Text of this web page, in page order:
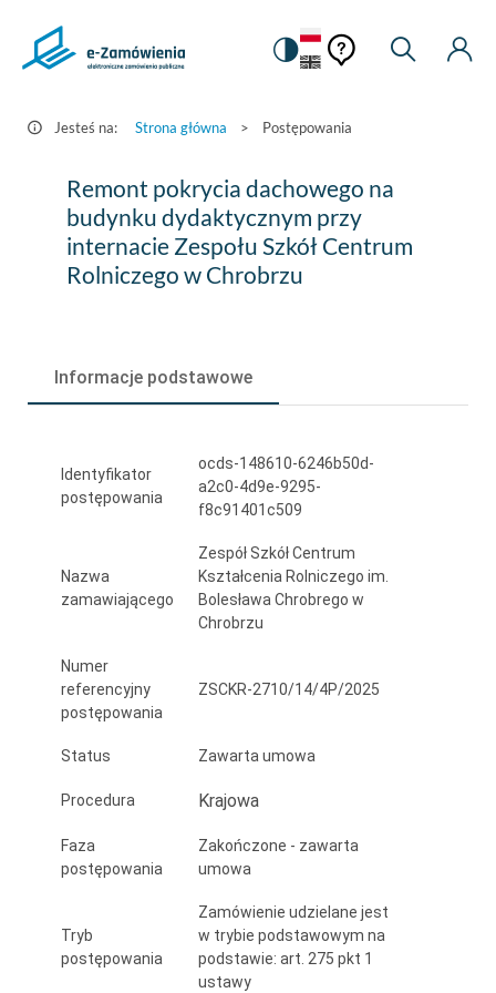
Postępowania
Zamówienia.gov.pl
Zmiana
na
kontrastową
Pomoc
kontekstowa
Pomoc
Moje
Jesteś na: Strona główna > Postępowania
Remont
pokrycia
dachowego
dydaktycznym
przy
Zespołu
Centrum
Rolniczego
Chrobrzu
Remont pokrycia dachowego na
budynku dydaktycznym przy
internacie Zespołu Szkół Centrum
Rolniczego w Chrobrzu
Informacje podstawowe
Identyfikator
postępowania
ocds-148610-6246b50d-
a2c0-4d9e-9295-
f8c91401c509
Nazwa
zamawiającego
Zespół Szkół Centrum
Kształcenia Rolniczego im.
Bolesława Chrobrego w
Chrobrzu
Numer
referencyjny
postępowania
ZSCKR-2710/14/4P/2025
Status Zawarta umowa
Procedura Krajowa
Faza
postępowania
Zakończone - zawarta
umowa
Tryb
postępowania
Zamówienie udzielane jest
w trybie podstawowym na
podstawie: art. 275 pkt 1
ustawy